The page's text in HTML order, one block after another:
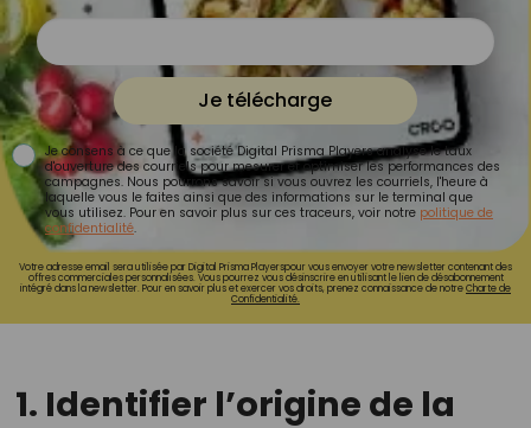
Je télécharge
Je consens à ce que la société Digital Prisma Players analyse le taux
d'ouverture des courriels pour mesurer et optimiser les performances des
campagnes. Nous pourrons savoir si vous ouvrez les courriels, l'heure à
laquelle vous le faites ainsi que des informations sur le terminal que
vous utilisez. Pour en savoir plus sur ces traceurs, voir notre politique de
confidentialité.
Votre adresse email sera utilisée par Digital Prisma Playerspour vous envoyer votre newsletter contenant des
offres commerciales personnalisées. Vous pourrez vous désinscrire en utilisant le lien de désabonnement
intégré dans la newsletter. Pour en savoir plus et exercer vos droits, prenez connaissance de notreCharte de
Confidentialité.
1. Identifier l’origine de la